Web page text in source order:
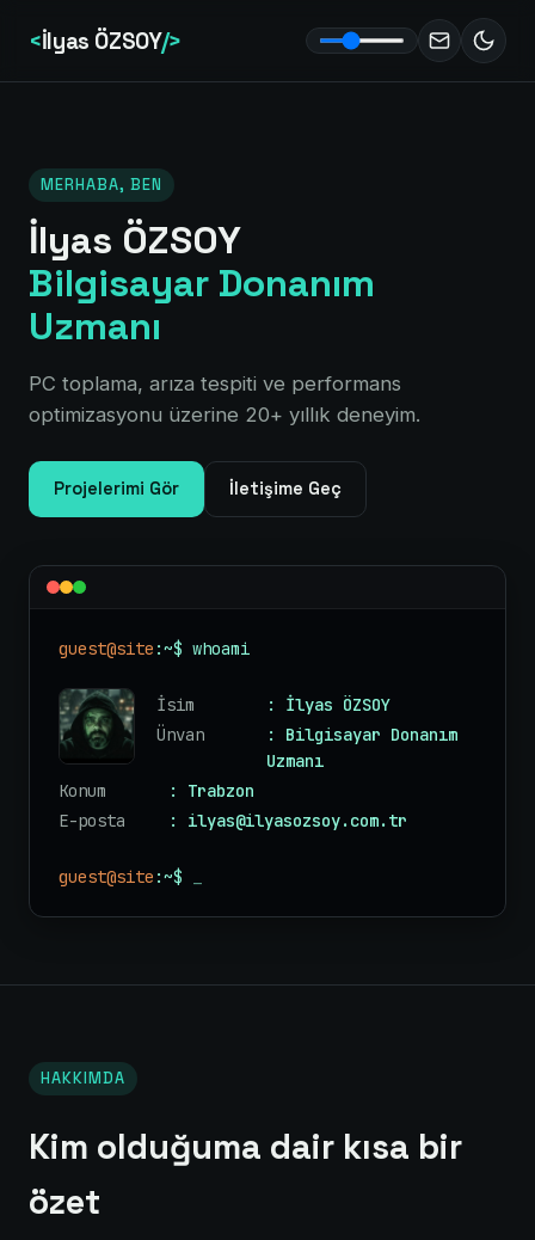
<İlyas ÖZSOY/>
MERHABA, BEN
İlyas ÖZSOY
Bilgisayar Donanım
Uzmanı
PC toplama, arıza tespiti ve performans
optimizasyonu üzerine 20+ yıllık deneyim.
Projelerimi Gör İletişime Geç
guest@site :~$ whoami
İsim
: İlyas ÖZSOY
Ünvan
: Bilgisayar Donanım
Uzmanı
Konum
: Trabzon
E-posta
: ilyas@ilyasozsoy.com.tr
guest@site :~$
HAKKIMDA
Kim olduğuma dair kısa bir
özet